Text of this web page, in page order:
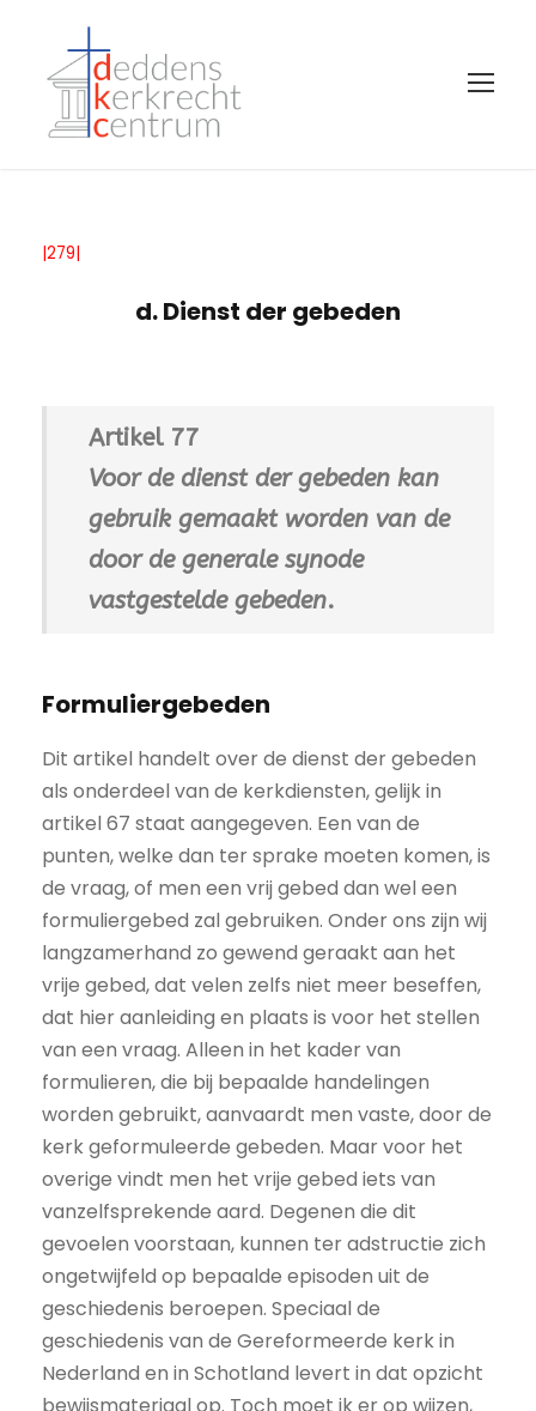
|279|
d. Dienst der gebeden
Artikel 77
Voor de dienst der gebeden kan
gebruik gemaakt worden van de
door de generale synode
vastgestelde gebeden.
Formuliergebeden
Dit artikel handelt over de dienst der gebeden
als onderdeel van de kerkdiensten, gelijk in
artikel 67 staat aangegeven. Een van de
punten, welke dan ter sprake moeten komen, is
de vraag, of men een vrij gebed dan wel een
formuliergebed zal gebruiken. Onder ons zijn wij
langzamerhand zo gewend geraakt aan het
vrije gebed, dat velen zelfs niet meer beseffen,
dat hier aanleiding en plaats is voor het stellen
van een vraag. Alleen in het kader van
formulieren, die bij bepaalde handelingen
worden gebruikt, aanvaardt men vaste, door de
kerk geformuleerde gebeden. Maar voor het
overige vindt men het vrije gebed iets van
vanzelfsprekende aard. Degenen die dit
gevoelen voorstaan, kunnen ter adstructie zich
ongetwijfeld op bepaalde episoden uit de
geschiedenis beroepen. Speciaal de
geschiedenis van de Gereformeerde kerk in
Nederland en in Schotland levert in dat opzicht
bewijsmateriaal op. Toch moet ik er op wijzen,